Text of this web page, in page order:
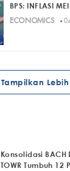
BPS: INFLASI
ECONOMICS·
Tampilkan
Konsolidasi
TOWR Tumbuh 12